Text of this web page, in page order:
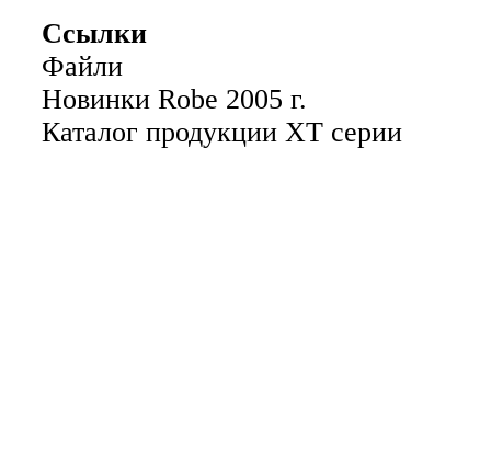
Ссылки
Файли
Новинки Robe 2005 г.
Каталог продукции XT серии